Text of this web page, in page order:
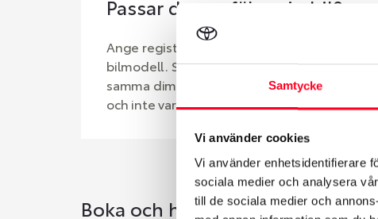
Samtycke
Vi använder cookies
Vi använder enhetsidentifierare
sociala medier och analysera
till de sociala medier och
Passar denna fälg min bil?
Ange registreringsnummer för att se om
bilmodell. Se till att kolla en extra gång så
samma dimensioner. Ibland kan fälgen ha
och inte vara samma dimension som bilen
Boka och hämta hos